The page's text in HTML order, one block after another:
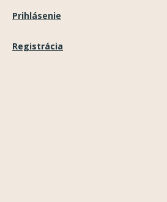
Prihlásenie
Registrácia